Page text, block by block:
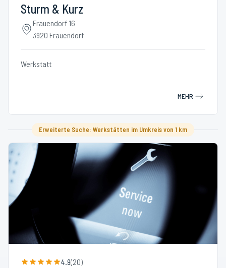
Sturm & Kurz
Frauendorf 16
3920 Frauendorf
Werkstatt
MEHR
Erweiterte Suche: Werkstätten im Umkreis von 1 km
4.9(20)